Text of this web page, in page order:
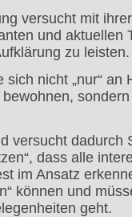
versucht mit
und aktuellen
zu leisten.
sich nicht „nur“ an
versucht dadurch
dass alle
im Ansatz
können und
geht.